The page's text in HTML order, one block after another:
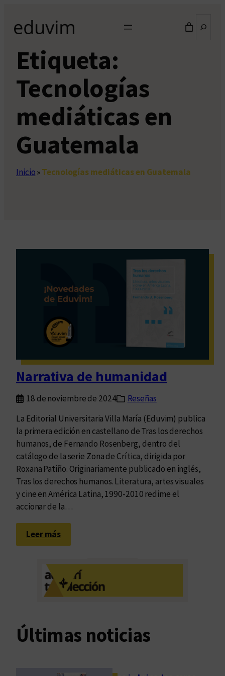
contenido
Etiqueta:
Tecnologías
mediáticas en
Guatemala
Inicio»Tecnologías mediáticas en Guatemala
Narrativa de humanidad
18 de noviembre de 2024
Reseñas
La Editorial Universitaria Villa María (Eduvim) publica
la primera edición en castellano de Tras los derechos
humanos, de Fernando Rosenberg, dentro del
catálogo de la serie Zona de Crítica, dirigida por
Roxana Patiño. Originariamente publicado en inglés,
Tras los derechos humanos. Literatura, artes visuales
y cine en América Latina, 1990-2010 redime el
accionar de la…
Leer más:
N
r
a
v
e
Últimas noticias